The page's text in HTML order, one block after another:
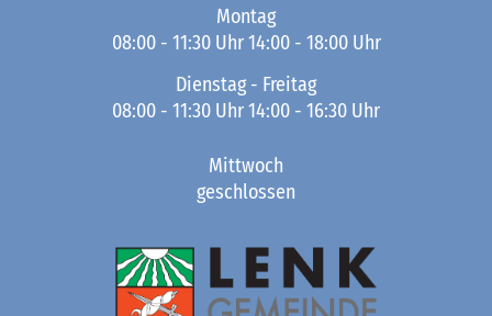
Montag
08:00 - 11:30 Uhr 14:00 - 18:00 Uhr
Dienstag - Freitag
08:00 - 11:30 Uhr 14:00 - 16:30 Uhr
Mittwoch
geschlossen